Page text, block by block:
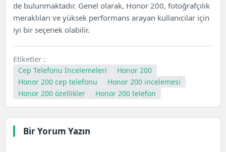
de bulunmaktadır. Genel olarak, Honor 200, fotoğrafçılık
meraklıları ve yüksek performans arayan kullanıcılar için
iyi bir seçenek olabilir.
Etiketler :
Cep Telefonu İncelemeleri
Honor 200
Honor 200 cep telefonu
Honor 200 incelemesi
Honor 200 özellikler
Honor 200 telefon
Bir Yorum Yazın